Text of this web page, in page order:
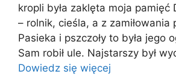
kropli była zaklęta moja pamięć
– rolnik, cieśla, a z zamiłowania
Pasieka i pszczoły to była jego
Sam robił ule. Najstarszy był
Dowiedz się więcej